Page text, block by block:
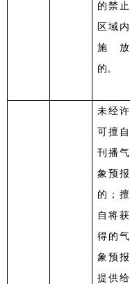
的禁止
区域内
施放
的。
未经许
可擅自
刊播气
象预报
的；擅
自将获
得的气
象预报
提供给